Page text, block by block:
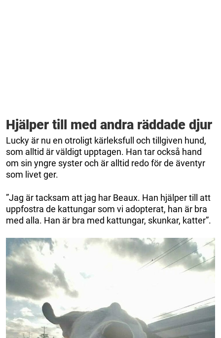
Hjälper till med andra räddade djur
Lucky är nu en otroligt kärleksfull och tillgiven hund,
som alltid är väldigt upptagen. Han tar också hand
om sin yngre syster och är alltid redo för de äventyr
som livet ger.
”Jag är tacksam att jag har Beaux. Han hjälper till att
uppfostra de kattungar som vi adopterat, han är bra
med alla. Han är bra med kattungar, skunkar, katter”.